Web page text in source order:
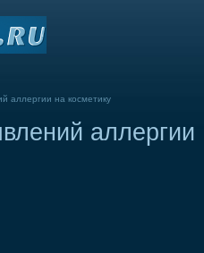
аллергии на косметику
аллергии